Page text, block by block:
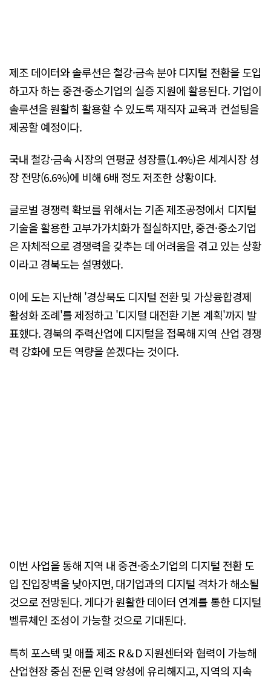
제조 데이터와 솔루션은 철강·금속 분야 디지털 전환을 도입
하고자 하는 중견·중소기업의 실증 지원에 활용된다. 기업이
솔루션을 원활히 활용할 수 있도록 재직자 교육과 컨설팅을
제공할 예정이다.
국내 철강·금속 시장의 연평균 성장률(1.4%)은 세계시장 성
장 전망(6.6%)에 비해 6배 정도 저조한 상황이다.
글로벌 경쟁력 확보를 위해서는 기존 제조공정에서 디지털
기술을 활용한 고부가가치화가 절실하지만, 중견·중소기업
은 자체적으로 경쟁력을 갖추는 데 어려움을 겪고 있는 상황
이라고 경북도는 설명했다.
이에 도는 지난해 '경상북도 디지털 전환 및 가상융합경제
활성화 조례'를 제정하고 '디지털 대전환 기본 계획'까지 발
표했다. 경북의 주력산업에 디지털을 접목해 지역 산업 경쟁
력 강화에 모든 역량을 쏟겠다는 것이다.
이번 사업을 통해 지역 내 중견·중소기업의 디지털 전환 도
입 진입장벽을 낮아지면, 대기업과의 디지털 격차가 해소될
것으로 전망된다. 게다가 원활한 데이터 연계를 통한 디지털
벨류체인 조성이 가능할 것으로 기대된다.
특히 포스텍 및 애플 제조 R＆D 지원센터와 협력이 가능해
산업현장 중심 전문 인력 양성에 유리해지고, 지역의 지속